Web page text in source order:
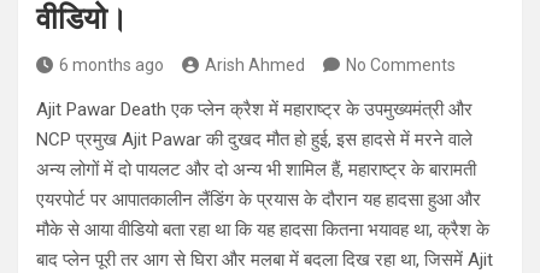
वीडियो।
6 months ago Arish Ahmed No Comments
Ajit Pawar Death एक प्लेन क्रैश में महाराष्ट्र के उपमुख्यमंत्री और
NCP प्रमुख Ajit Pawar की दुखद मौत हो हुई, इस हादसे में मरने वाले
अन्य लोगों में दो पायलट और दो अन्य भी शामिल हैं, महाराष्ट्र के बारामती
एयरपोर्ट पर आपातकालीन लैंडिंग के प्रयास के दौरान यह हादसा हुआ और
मौके से आया वीडियो बता रहा था कि यह हादसा कितना भयावह था, क्रैश के
बाद प्लेन पूरी तर आग से घिरा और मलबा में बदला दिख रहा था, जिसमें Ajit